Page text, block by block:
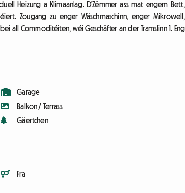
Heizung a Klimaanlag. D'Zëmmer ass mat engem Bett,
Zougang zu enger Wäschmaschinn, enger Mikrowell,
all Commoditéiten, wéi Geschäfter an der Tramslinn 1. Eng
Garage
Balkon / Terrass
Gäertchen
Fra